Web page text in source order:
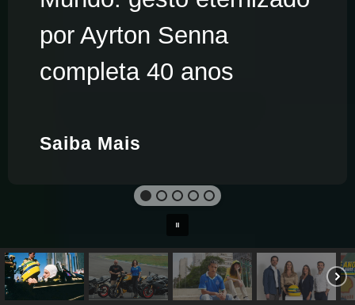
por Ayrton Senna
completa 40 anos
Saiba Mais